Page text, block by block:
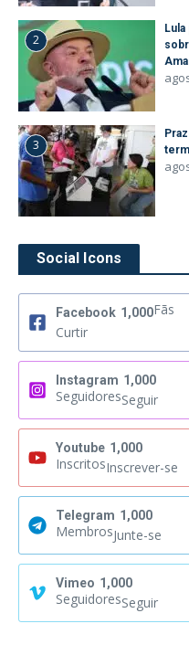
2
3
Social Icons
Facebook 1,000Fãs
Curtir
Instagram 1,000
SeguidoresSeguir
Youtube 1,000
InscritosInscrever-se
Telegram 1,000
MembrosJunte-se
Vimeo 1,000
SeguidoresSeguir